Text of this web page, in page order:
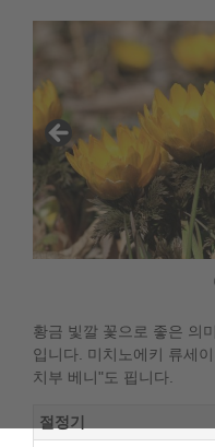
황금 빛깔 꽃으로 좋은 의
입니다. 미치노에키 류세
치부 베니"도 핍니다.
절정기